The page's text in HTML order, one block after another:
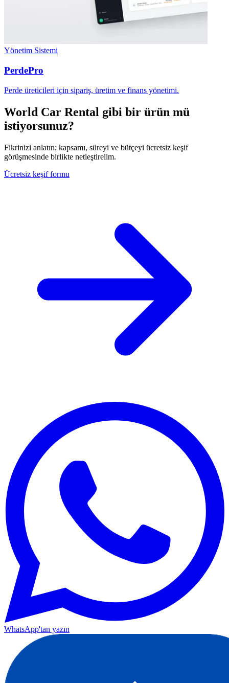
Yönetim Sistemi
PerdePro
Perde üreticileri için sipariş, üretim ve finans yönetimi.
World Car Rental gibi bir ürün mü
istiyorsunuz?
Fikrinizi anlatın; kapsamı, süreyi ve bütçeyi ücretsiz keşif
görüşmesinde birlikte netleştirelim.
Ücretsiz keşif formu
WhatsApp'tan yazın